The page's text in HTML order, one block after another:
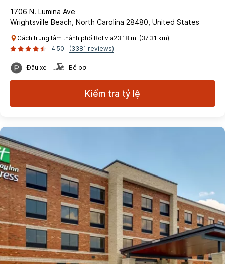
1706 N. Lumina Ave
Wrightsville Beach, North Carolina 28480, United States
Cách trung tâm thành phố Bolivia23.18 mi (37.31 km)
4.50
(3381 reviews)
Đậu xe Bể bơi
Kiểm tra tỷ lệ